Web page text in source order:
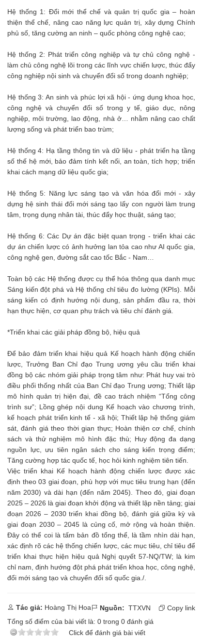
Hệ thống 1: Đổi mới thể chế và quản trị quốc gia – hoàn
thiện thể chế, nâng cao năng lực quản trị, xây dựng Chính
phủ số, tăng cường an ninh – quốc phòng công nghệ cao;
Hệ thống 2: Phát triển công nghiệp và tự chủ công nghệ -
làm chủ công nghệ lõi trong các lĩnh vực chiến lược, thúc đẩy
công nghiệp nội sinh và chuyển đổi số trong doanh nghiệp;
Hệ thống 3: An sinh và phúc lợi xã hội - ứng dụng khoa học,
công nghệ và chuyển đổi số trong y tế, giáo dục, nông
nghiệp, môi trường, lao động, nhà ở… nhằm nâng cao chất
lượng sống và phát triển bao trùm;
Hệ thống 4: Hạ tầng thông tin và dữ liệu - phát triển hạ tầng
số thế hệ mới, bảo đảm tính kết nối, an toàn, tích hợp; triển
khai cách mạng dữ liệu quốc gia;
Hệ thống 5: Năng lực sáng tạo và văn hóa đổi mới - xây
dựng hệ sinh thái đổi mới sáng tạo lấy con người làm trung
tâm, trọng dụng nhân tài, thúc đẩy học thuật, sáng tạo;
Hệ thống 6: Các Dự án đặc biệt quan trọng - triển khai các
dự án chiến lược có ảnh hưởng lan tỏa cao như AI quốc gia,
công nghệ gen, đường sắt cao tốc Bắc - Nam…
Toàn bộ các Hệ thống được cụ thể hóa thông qua danh mục
Sáng kiến đột phá và Hệ thống chỉ tiêu đo lường (KPIs). Mỗi
sáng kiến có định hướng nội dung, sản phẩm đầu ra, thời
hạn thực hiện, cơ quan phụ trách và tiêu chí đánh giá.
*Triển khai các giải pháp đồng bộ, hiệu quả
Để bảo đảm triển khai hiệu quả Kế hoạch hành động chiến
lược, Trưởng Ban Chỉ đạo Trung ương yêu cầu triển khai
đồng bộ các nhóm giải pháp trọng tâm như: Phát huy vai trò
điều phối thống nhất của Ban Chỉ đạo Trung ương; Thiết lập
mô hình quản trị hiện đại, đề cao trách nhiệm “Tổng công
trình sư”; Lồng ghép nội dung Kế hoạch vào chương trình,
kế hoạch phát triển kinh tế - xã hội; Thiết lập hệ thống giám
sát, đánh giá theo thời gian thực; Hoàn thiện cơ chế, chính
sách và thử nghiệm mô hình đặc thù; Huy động đa dạng
nguồn lực, ưu tiên ngân sách cho sáng kiến trọng điểm;
Tăng cường hợp tác quốc tế, học hỏi kinh nghiệm tiên tiến.
Việc triển khai Kế hoạch hành động chiến lược được xác
định theo 03 giai đoạn, phù hợp với mục tiêu trung hạn (đến
năm 2030) và dài hạn (đến năm 2045). Theo đó, giai đoạn
2025 – 2026 là giai đoạn khởi động và thiết lập nền tảng; giai
đoạn 2026 – 2030 triển khai đồng bộ, đánh giá giữa kỳ và
giai đoạn 2030 – 2045 là củng cố, mở rộng và hoàn thiện.
Đây có thể coi là tấm bản đồ tổng thể, là tầm nhìn dài hạn,
xác định rõ các hệ thống chiến lược, các mục tiêu, chỉ tiêu để
triển khai thực hiện hiệu quả Nghị quyết 57-NQ/TW; là kim
chỉ nam, định hướng đột phá phát triển khoa học, công nghệ,
đổi mới sáng tạo và chuyển đổi số quốc gia./.
Tác giả: Hoàng Thị Hoa Nguồn: TTXVN
Copy link
Tổng số điểm của bài viết là: 0 trong 0 đánh giá
Click để đánh giá bài viết